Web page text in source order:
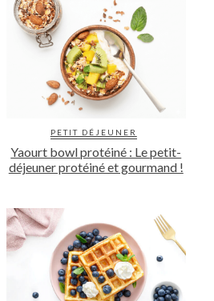
PETIT DÉJEUNER
Yaourt bowl protéiné : Le petit-
déjeuner protéiné et gourmand !